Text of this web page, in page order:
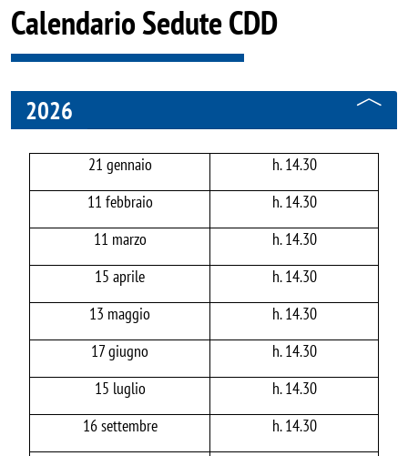
Calendario Sedute CDD
2026
21 gennaio
h. 14.30
11 febbraio
h. 14.30
11 marzo
h. 14.30
15 aprile
h. 14.30
13 maggio
h. 14.30
17 giugno
h. 14.30
15 luglio
h. 14.30
16 settembre
h. 14.30